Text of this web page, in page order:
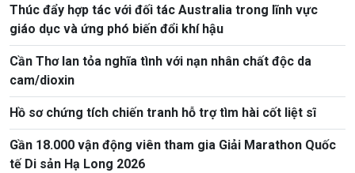
Thúc đẩy hợp tác với đối tác Australia trong lĩnh vực
giáo dục và ứng phó biến đổi khí hậu
Cần Thơ lan tỏa nghĩa tình với nạn nhân chất độc da
cam/dioxin
Hồ sơ chứng tích chiến tranh hỗ trợ tìm hài cốt liệt sĩ
Gần 18.000 vận động viên tham gia Giải Marathon Quốc
tế Di sản Hạ Long 2026